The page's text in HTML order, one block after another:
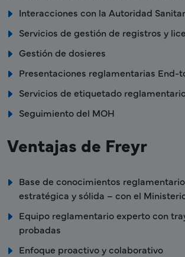
Interacciones con la Autoridad
Servicios de gestión de registros y
Gestión de dosieres
Presentaciones reglamentarias End-
Servicios de etiquetado
Seguimiento del MOH
Ventajas de Freyr
Base de conocimientos
estratégica y sólida – con el
Equipo reglamentario experto con
probadas
Enfoque proactivo y colaborativo